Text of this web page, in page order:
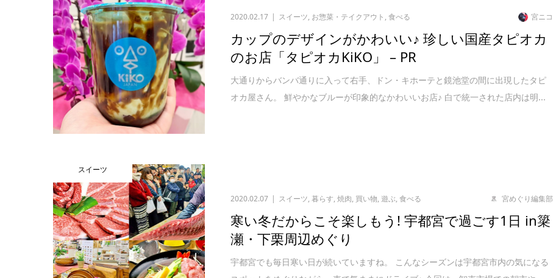
2020.02.17 スイーツ, お惣菜・テイクアウト ,食べる 宮ニコ
カップのデザインがかわいい♪ 珍しい国産タピオカ
のお店「タピオカKiKO」 – PR
大通りからバンバ通りに入って右手、ドン・キホーテと鏡池堂の間に出現したタピ
オカ屋さん。 鮮やかなブルーが印象的なかわいいお店♪ 白で統一された店内は明...
スイーツ
2020.02.07 スイーツ,暮らす,焼肉, 買い物,遊ぶ,食べる 宮めぐり編集部
寒い冬だからこそ楽しもう! 宇都宮で過ごす1日 in簗
瀬・下栗周辺めぐり
宇都宮でも毎日寒い日が続いていますね。 こんなシーズンは宇都宮市内の気になる